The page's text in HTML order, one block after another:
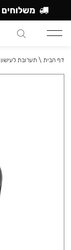
דף הבית \ תערובת לעישון
משלוחים